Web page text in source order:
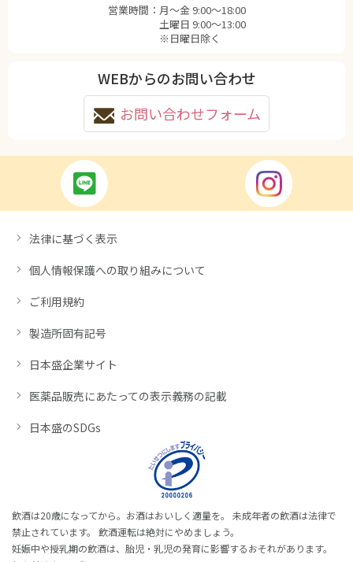
営業時間： 月〜金 9:00〜18:00
土曜日 9:00〜13:00
※日曜日除く
WEBからのお問い合わせ
お問い合わせフォーム
法律に基づく表示
個人情報保護への取り組みについて
ご利用規約
製造所固有記号
日本盛企業サイト
医薬品販売にあたっての表示義務の記載
日本盛のSDGs
飲酒は20歳になってから。お酒はおいしく適量を。 未成年者の飲酒は法律で
禁止されています。 飲酒運転は絶対にやめましょう。
妊娠中や授乳期の飲酒は、胎児・乳児の発育に影響するおそれがあります。